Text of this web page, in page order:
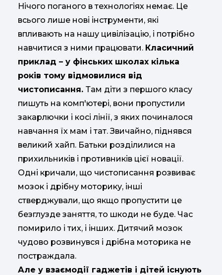
Нічого поганого в технологіях немає. Це
всього лише нові інструменти, які
впливають на нашу цивілізацію, і потрібно
навчитися з ними працювати. Класичний
приклад – у фінських школах кілька
років тому відмовилися від
чистописання. Там діти з першого класу
пишуть на комп'ютері, вони пропустили
закарлючки і косі лінії, з яких починалося
навчання їх мам і тат. Звичайно, піднявся
великий хайп. Батьки розділилися на
прихильників і противників цієї новації.
Одні кричали, що чистописання розвиває
мозок і дрібну моторику, інші
стверджували, що якщо пропустити це
безглузде заняття, то шкоди не буде. Час
помирило і тих, і інших. Дитячий мозок
чудово розвинувся і дрібна моторика не
постраждала.
Але у взаємодії гаджетів і дітей існують